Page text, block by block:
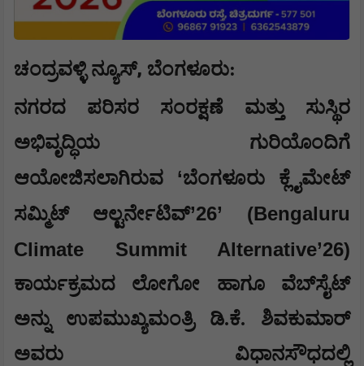
ಚಂದ್ರವಳ್ಳಿ ನ್ಯೂಸ್, ​ಬೆಂಗಳೂರು:
ನಗರದ ಪರಿಸರ ಸಂರಕ್ಷಣೆ ಮತ್ತು ಸುಸ್ಥಿರ
ಅಭಿವೃದ್ಧಿಯ ಗುರಿಯೊಂದಿಗೆ
ಆಯೋಜಿಸಲಾಗಿರುವ ‘ಬೆಂಗಳೂರು ಕ್ಲೈಮೇಟ್
ಸಮ್ಮಿಟ್ ಆಲ್ಟರ್ನೇಟಿವ್’26’ (Bengaluru
Climate Summit Alternative’26)
ಕಾರ್ಯಕ್ರಮದ ಲೋಗೋ ಹಾಗೂ ವೆಬ್‌ಸೈಟ್
ಅನ್ನು ಉಪಮುಖ್ಯಮಂತ್ರಿ ಡಿ.ಕೆ. ಶಿವಕುಮಾರ್
ಅವರು ವಿಧಾನಸೌಧದಲ್ಲಿ